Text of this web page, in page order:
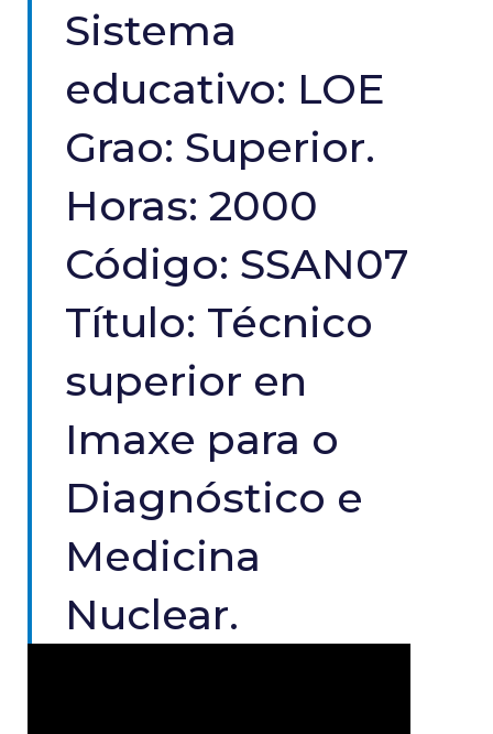
Sistema
educativo: LOE
Grao: Superior.
Horas: 2000
Código: SSAN07
Título: Técnico
superior en
Imaxe para o
Diagnóstico e
Medicina
Nuclear.